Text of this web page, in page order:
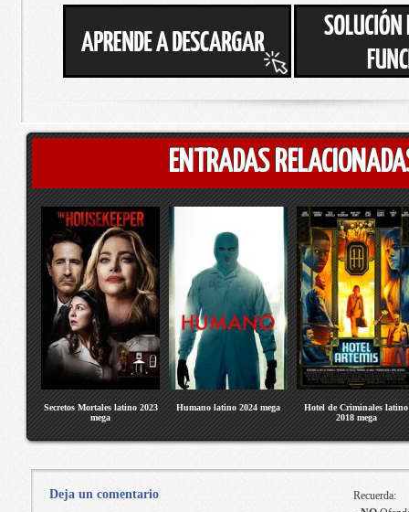
ENTRADAS
Secretos Mortales latino 2023
mega
Humano latino 2024 mega
Hotel de Criminales latino
2018 mega
Deja un comentario
Recuerda: